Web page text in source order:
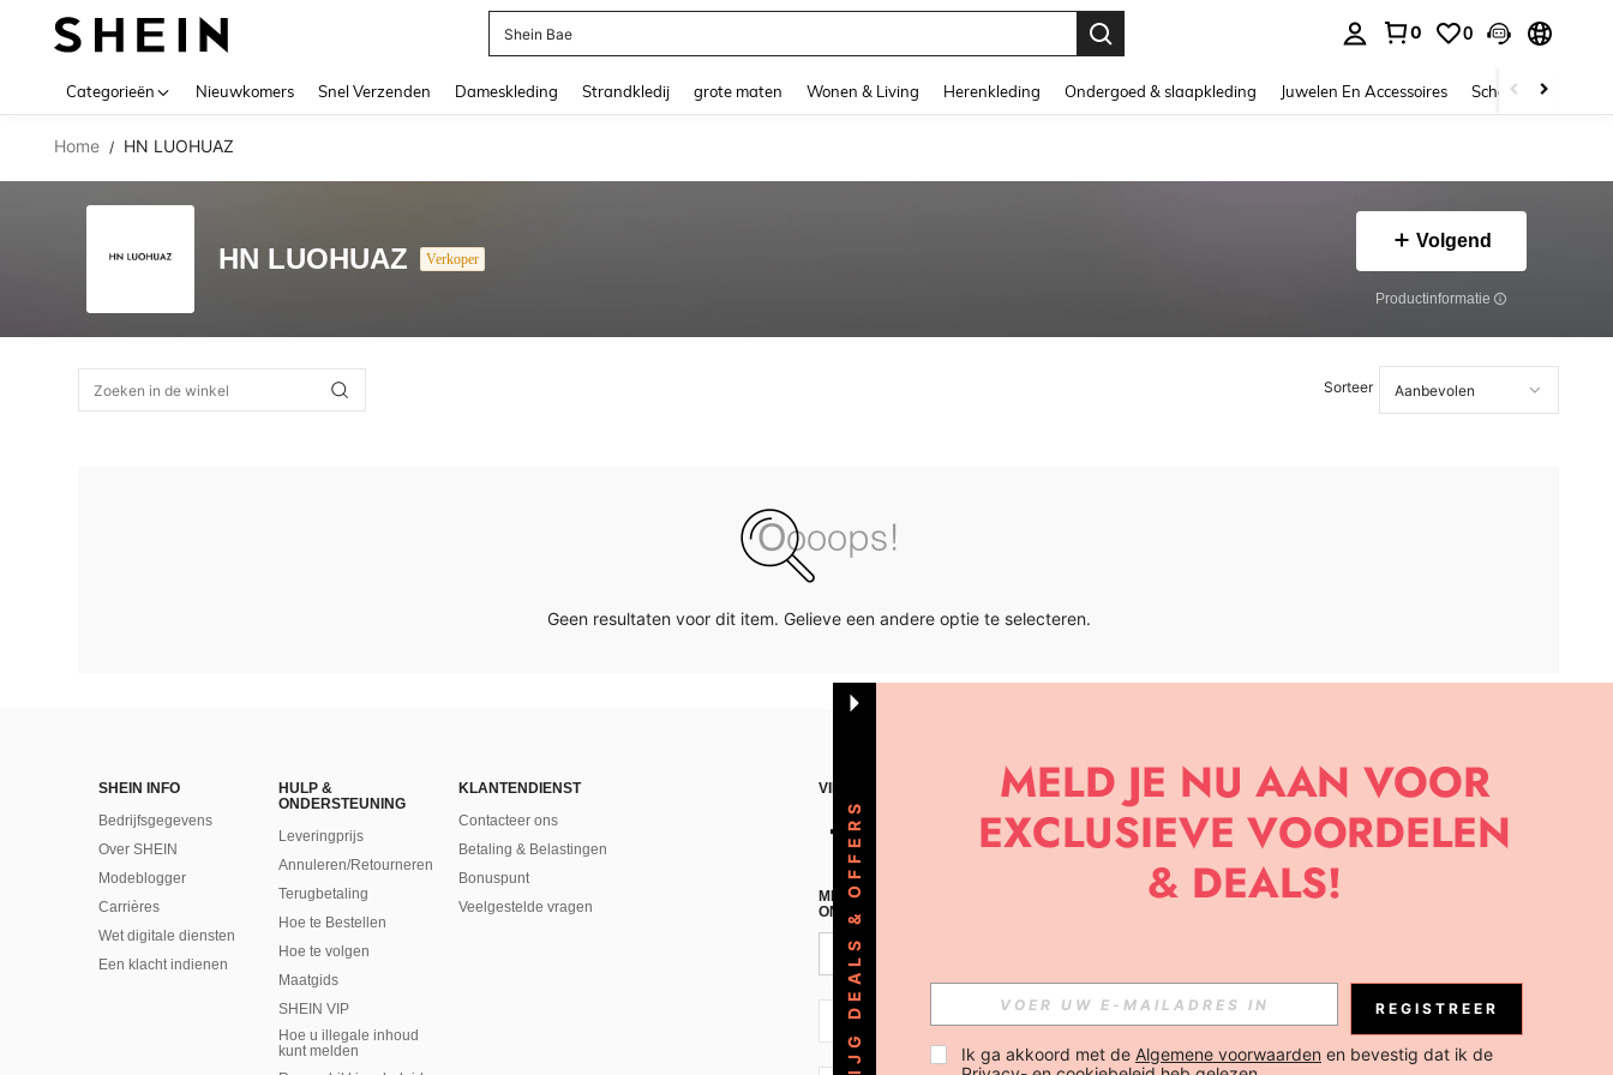
Shein Bae
0 0
Categorieën Nieuwkomers Snel Verzenden Dameskleding Strandkledij grote maten Wonen & Living Herenkleding Ondergoed & slaapkleding Juwelen En Accessoires Schoonheid &
Home / HN LUOHUAZ
HN LUOHUAZ Verkoper
Volgend
Productinformatie
Sorteer
Geen resultaten voor dit item. Gelieve een andere optie te selecteren.
SHEIN INFO
Bedrijfsgegevens
Over SHEIN
Modeblogger
Carrières
Wet digitale diensten
Een klacht indienen
HULP &
ONDERSTEUNING
Leveringprijs
Annuleren/Retourneren
Terugbetaling
Hoe te Bestellen
Hoe te volgen
Maatgids
SHEIN VIP
Hoe u illegale inhoud
kunt melden
KLANTENDIENST
Contacteer ons
Betaling & Belastingen
Bonuspunt
Veelgestelde vragen
VIND ONS
MELD JE A AN VOOR ONZE NIEUWSBRIEF OM DE LAATSTE NIEUWE TRENDS EN KORTINGEN TE
ONTVANGEN!(AFMELDEN IS MOGELIJK ELK MOMENT).
NL + 31
KRIJG DEALS & OFFERS REGISTREER
Ik ga akkoord met de Algemene voorwaarden en bevestig dat ik de